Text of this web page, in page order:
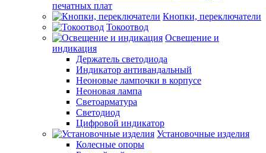
печатных плат
Кнопки, переключатели
Токоотвод
Освещение и
индикация
Держатель светодиода
Индикатор антивандальный
Неоновые лампочки в корпусе
Неоновая лампа
Светоарматура
Светодиод
Цифровой индикатор
Установочные изделия
Колесные опоры